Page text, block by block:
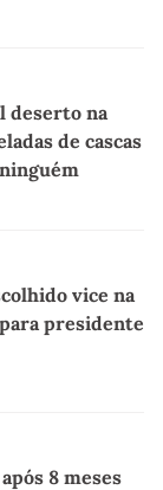
deserto na
de cascas
vice na
presidente
8 meses